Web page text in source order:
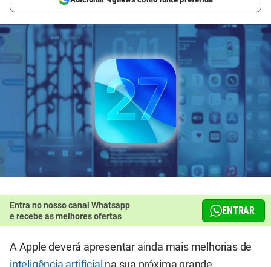
Entra no nosso canal Whatsapp
e recebe as melhores ofertas
ENTRAR
A Apple deverá apresentar ainda mais melhorias de